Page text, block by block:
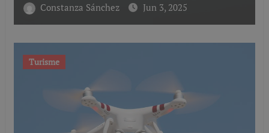
Constanza Sánchez Jun 3, 2025
Turisme